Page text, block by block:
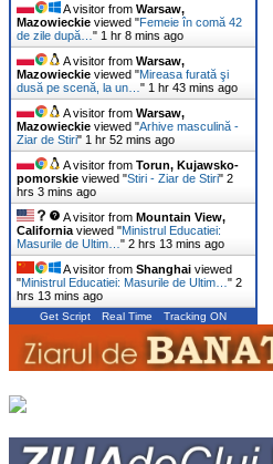
A visitor from Warsaw,
Mazowieckie viewed "Femeie în comă 42
de zile după… " 1 hr 8 mins ago
A visitor from Warsaw,
Mazowieckie viewed "Mireasa furată şi
dusă pe scenă, la un… " 1 hr 43 mins ago
A visitor from Warsaw,
Mazowieckie viewed "Arhive masculină -
Ziar de Stiri" 1 hr 52 mins ago
A visitor from Torun, Kujawsko-
pomorskie viewed "Stiri - Ziar de Stiri" 2
hrs 3 mins ago
A visitor from Mountain View,
California viewed "Ministrul Educatiei:
Masurile de Ultim… " 2 hrs 13 mins ago
A visitor from Shanghai viewed
"Ministrul Educatiei: Masurile de Ultim… " 2
hrs 13 mins ago
Get Script Real Time Tracking ON